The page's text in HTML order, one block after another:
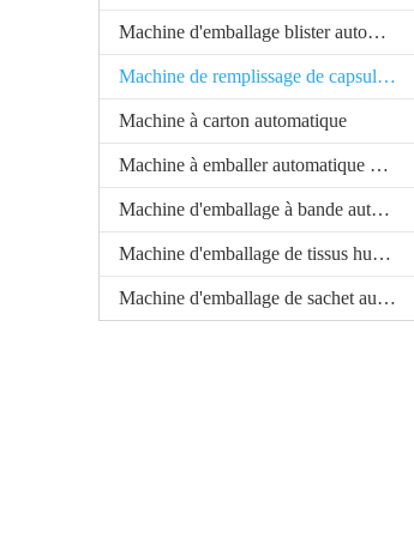
Machine d'emballage blister automatique
Machine de remplissage de capsule automatique
Machine à carton automatique
Machine à emballer automatique de carte de boursouflure
Machine d'emballage à bande automatique
Machine d'emballage de tissus humides automatiques
Machine d'emballage de sachet automatique